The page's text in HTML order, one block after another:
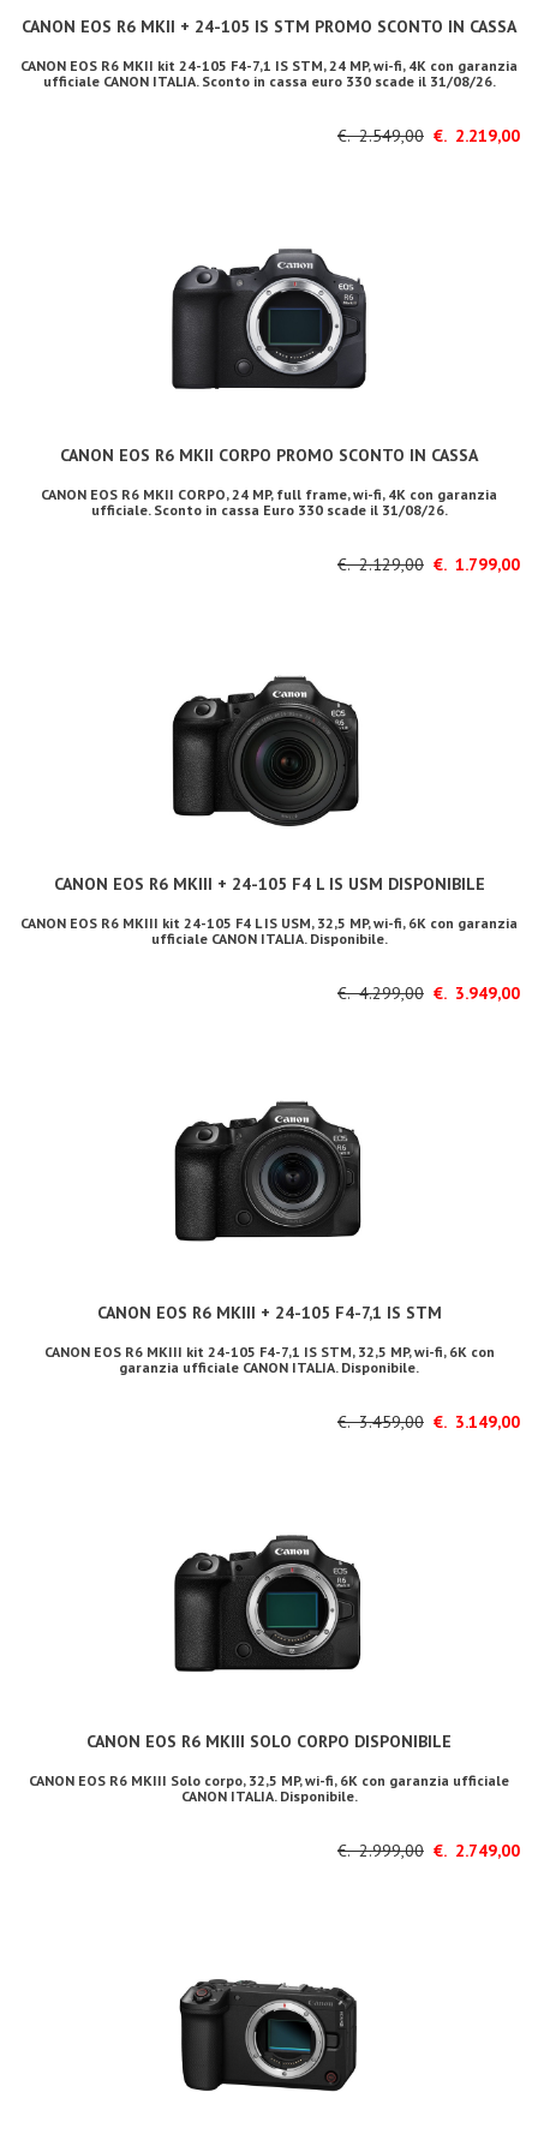
CANON EOS R6 MKII + 24-105 IS STM PROMO SCONTO IN CASSA
CANON EOS R6 MKII kit 24-105 F4-7,1 IS STM, 24 MP, wi-fi, 4K con garanzia
ufficiale CANON ITALIA. Sconto in cassa euro 330 scade il 31/08/26.
€. 2.549,00 €. 2.219,00
CANON EOS R6 MKII CORPO PROMO SCONTO IN CASSA
CANON EOS R6 MKII CORPO, 24 MP, full frame, wi-fi, 4K con garanzia
ufficiale. Sconto in cassa Euro 330 scade il 31/08/26.
€. 2.129,00 €. 1.799,00
CANON EOS R6 MKIII + 24-105 F4 L IS USM DISPONIBILE
CANON EOS R6 MKIII kit 24-105 F4 L IS USM, 32,5 MP, wi-fi, 6K con garanzia
ufficiale CANON ITALIA. Disponibile.
€. 4.299,00 €. 3.949,00
CANON EOS R6 MKIII + 24-105 F4-7,1 IS STM
CANON EOS R6 MKIII kit 24-105 F4-7,1 IS STM, 32,5 MP, wi-fi, 6K con
garanzia ufficiale CANON ITALIA. Disponibile.
€. 3.459,00 €. 3.149,00
CANON EOS R6 MKIII SOLO CORPO DISPONIBILE
CANON EOS R6 MKIII Solo corpo, 32,5 MP, wi-fi, 6K con garanzia ufficiale
CANON ITALIA. Disponibile.
€. 2.999,00 €. 2.749,00